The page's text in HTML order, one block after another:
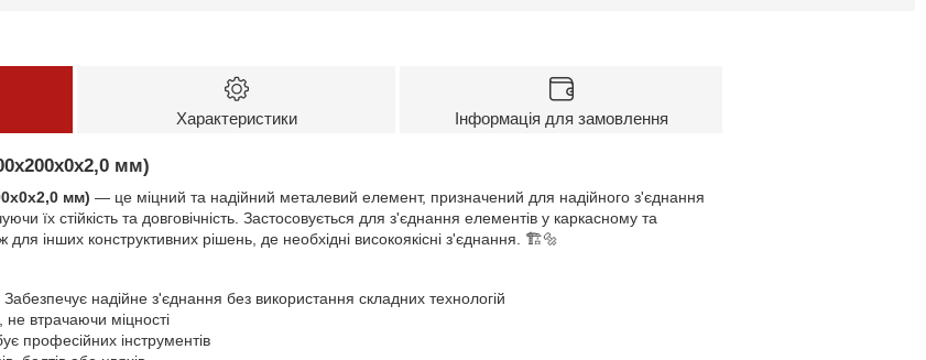
Характеристики Інформація для замовлення
мм)
мм) — це міцний та надійний металевий елемент, призначений для надійного з'єднання
їх стійкість та довговічність. Застосовується для з'єднання елементів у каркасному та
для інших конструктивних рішень, де необхідні високоякісні з'єднання. 🏗️🔩
надійне з'єднання без використання складних технологій
втрачаючи міцності
професійних інструментів